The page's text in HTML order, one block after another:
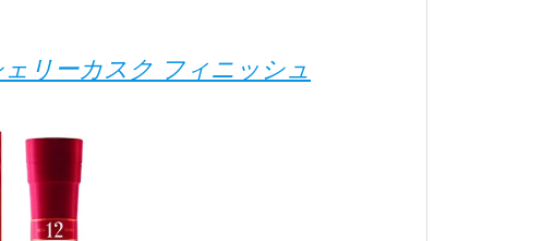
リーカスク フィニッシュ